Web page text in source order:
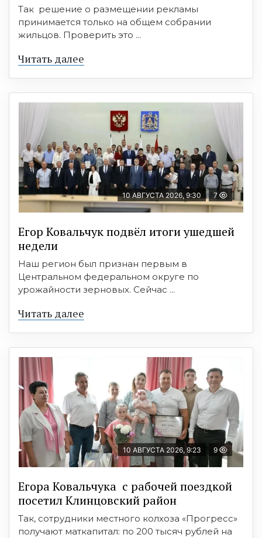
Так решение о размещении рекламы
принимается только на общем собрании
жильцов. Проверить это ...
Читать далее
10 АВГУСТА 2026, 9:30 7
Егор Ковальчук подвёл итоги ушедшей
недели
Наш регион был признан первым в
Центральном федеральном округе по
урожайности зерновых. Сейчас ...
Читать далее
10 АВГУСТА 2026, 9:23 9
Егора Ковальчука с рабочей поездкой
посетил Клинцовский район
Так, сотрудники местного колхоза «Прогресс»
получают маткапитал: по 200 тысяч рублей на